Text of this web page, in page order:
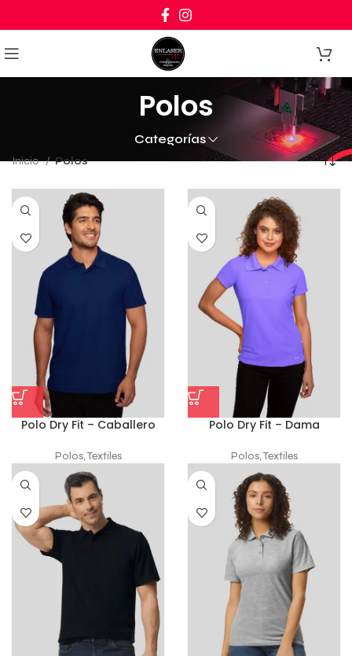
0
Polos
Categorías
Inicio Polos
Polo Dry Fit – Caballero
Polos,Textiles
Polo Dry Fit – Dama
Polos,Textiles